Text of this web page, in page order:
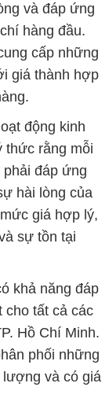
và đáp ứng
hàng đầu.
cấp những
giá thành hợp
động kinh
thức rằng mỗi
phải đáp ứng
hài lòng của
giá hợp lý,
sự tồn tại
khả năng đáp
cho tất cả các
Hồ Chí Minh.
phối những
lượng và có giá